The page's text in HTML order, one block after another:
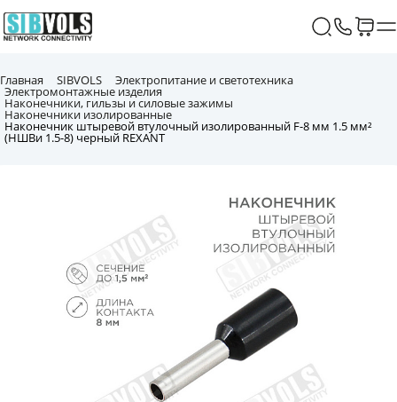
Главная SIBVOLS Электропитание и светотехника
Электромонтажные изделия
Наконечники, гильзы и силовые зажимы
Наконечники изолированные
Наконечник штыревой втулочный изолированный F-8 мм 1.5 мм²
(НШВи 1.5-8) черный REXANT